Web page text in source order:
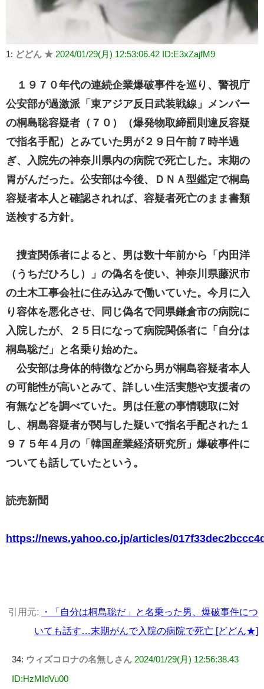
1: どどん ★ 2024/01/29(月) 12:53:06.42 ID:E3xZajfM9
１９７０年代の連続企業爆破事件を巡り、警視庁
公安部が過激派「東アジア反日武装戦線」メンバー
の桐島聡容疑者（７０）（爆発物取締罰則違反容疑
で指名手配）とみていた男が２９日午前７時半過
ぎ、入院先の神奈川県内の病院で死亡した。末期の
胃がんだった。公安部は今後、ＤＮＡ型鑑定で桐島
容疑者本人と確認されれば、容疑者死亡のまま書類
送検する方針。
捜査関係者によると、男は数十年前から「内田洋
（うちだひろし）」の偽名を使い、神奈川県藤沢市
の土木工事会社に住み込みで働いていた。今月に入
り容体を悪化させ、同じ偽名で同県鎌倉市の病院に
入院したが、２５日になって病院関係者に「自分は
桐島聡だ」と名乗り始めた。
公安部は身体的特徴などから男が桐島容疑者本人
の可能性が高いとみて、詳しい生活実態や支援者の
有無などを調べていた。男は任意の事情聴取に対
し、桐島容疑者が関与した疑いで指名手配された１
９７５年４月の「韓国産業経済研究所」爆破事件に
ついても話していたという。
読売新聞
https://news.yahoo.co.jp/articles/
引用元:
・「自分は桐島聡だ」と名乗った男、爆破事件につ
いても話す…末期がんで入院の病院で死亡 [どどん★]
34: ウィズコロナの名無しさん 2024/01/29(月) 12:56:38.43
ID:HzMIdVu00